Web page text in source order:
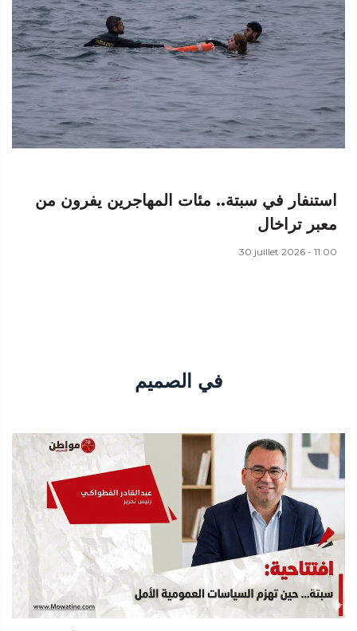
استنفار في سبتة.. مئات المهاجرين يفرون من
معبر تراخال
30 juillet 2026 - 11:00
في الصميم